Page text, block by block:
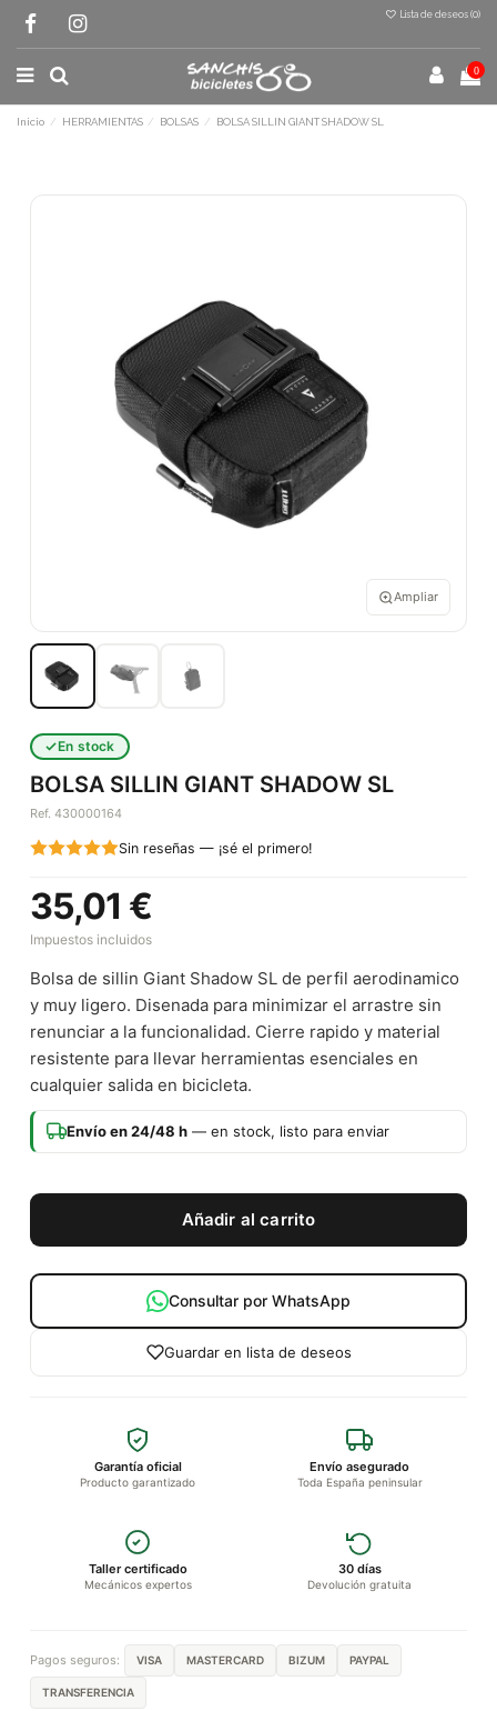
Lista de deseos (0)
0
Inicio HERRAMIENTAS BOLSAS BOLSA SILLIN GIANT SHADOW SL
Ampliar
En stock
BOLSA SILLIN GIANT SHADOW SL
Ref. 430000164
Sin reseñas — ¡sé el primero!
35,01 €
Impuestos incluidos
Bolsa de sillin Giant Shadow SL de perfil aerodinamico
y muy ligero. Disenada para minimizar el arrastre sin
renunciar a la funcionalidad. Cierre rapido y material
resistente para llevar herramientas esenciales en
cualquier salida en bicicleta.
Envío en 24/48 h — en stock, listo para enviar
Añadir al carrito
Consultar por WhatsApp
Guardar en lista de deseos
Garantía oficial
Producto garantizado
Envío asegurado
Toda España peninsular
Taller certificado
Mecánicos expertos
30 días
Devolución gratuita
Pagos seguros: VISA MASTERCARD BIZUM PAYPAL
TRANSFERENCIA